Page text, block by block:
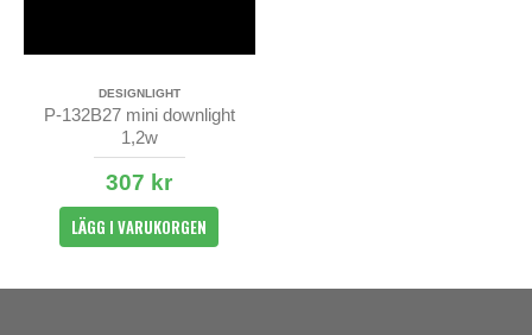
DESIGNLIGHT
P-132B27 mini downlight
1,2w
307 kr
LÄGG I VARUKORGEN